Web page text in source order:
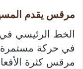
مرقس يقدم
الخط الرئيسي
في حركة مستمرة
مرقس كثرة